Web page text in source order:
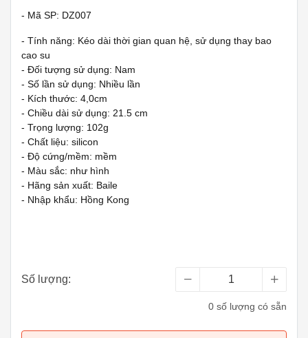
- Mã SP: DZ007
- Tính năng: Kéo dài thời gian quan hệ, sử dụng thay bao
cao su
- Đối tượng sử dụng: Nam
- Số lần sử dụng: Nhiều lần
- Kích thước: 4,0cm
- Chiều dài sử dụng: 21.5 cm
- Trọng lượng: 102g
- Chất liệu: silicon
- Độ cứng/mềm: mềm
- Màu sắc: như hình
- Hãng sản xuất: Baile
- Nhập khẩu: Hồng Kong
Số lượng:
0 số lượng có sẵn